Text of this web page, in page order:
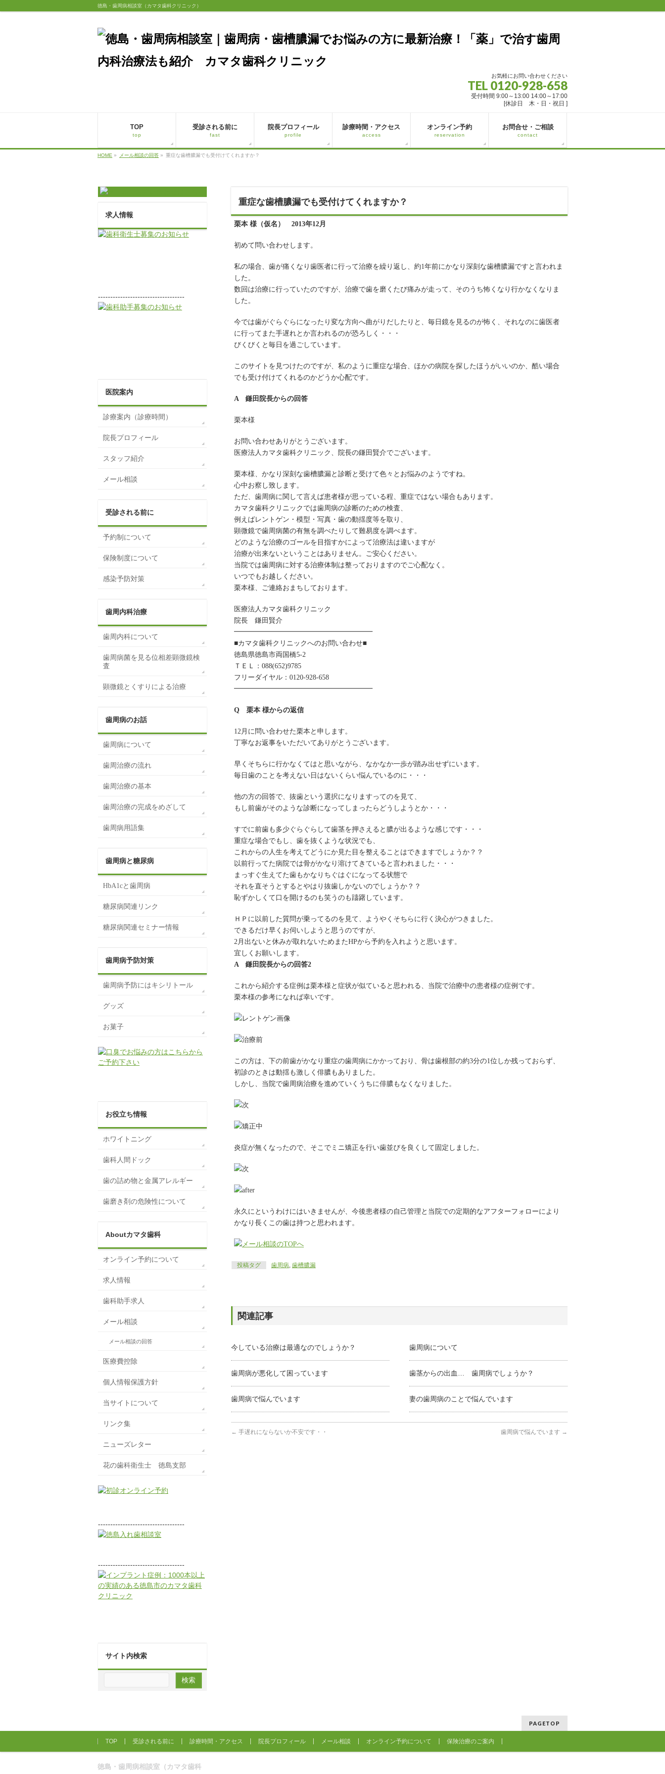
徳島・歯周病相談室（カマタ歯科クリニック）
お気軽にお問い合わせください
TEL 0120-928-658
受付時間 9:00～13:00 14:00～17:00
[休診日 木・日・祝日 ]
TOP
top
受診される前に
fast
院長プロフィール
profile
診療時間・アクセス
access
オンライン予約
reservation
お問合せ・ご相談
contact
HOME » メール相談の回答 » 重症な歯槽膿漏でも受付けてくれますか？
重症な歯槽膿漏でも受付けてくれますか？
栗本 様（仮名） 2013年12月
初めて問い合わせします。
私の場合、歯が痛くなり歯医者に行って治療を繰り返し、約1年前にかなり深刻な歯槽膿漏ですと言われま
した。
数回は治療に行っていたのですが、治療で歯を磨くたび痛みが走って、そのうち怖くなり行かなくなりま
した。
今では歯がぐらぐらになったり変な方向へ曲がりだしたりと、毎日鏡を見るのが怖く、それなのに歯医者
に行ってまた手遅れとか言われるのが恐ろしく・・・
びくびくと毎日を過ごしています。
このサイトを見つけたのですが、私のように重症な場合、ほかの病院を探したほうがいいのか、酷い場合
でも受け付けてくれるのかどうか心配です。
A 鎌田院長からの回答
栗本様
お問い合わせありがとうございます。
医療法人カマタ歯科クリニック、院長の鎌田賢介でございます。
栗本様、かなり深刻な歯槽膿漏と診断と受けて色々とお悩みのようですね。
心中お察し致します。
ただ、歯周病に関して言えば患者様が思っている程、重症ではない場合もあります。
カマタ歯科クリニックでは歯周病の診断のための検査、
例えばレントゲン・模型・写真・歯の動揺度等を取り、
顕微鏡で歯周病菌の有無を調べたりして難易度を調べます。
どのような治療のゴールを目指すかによって治療法は違いますが
治療が出来ないということはありません。ご安心ください。
当院では歯周病に対する治療体制は整っておりますのでご心配なく。
いつでもお越しください。
栗本様、ご連絡おまちしております。
医療法人カマタ歯科クリニック
院長 鎌田賢介
━━━━━━━━━━━━━━━━━━━━
■カマタ歯科クリニックへのお問い合わせ■
徳島県徳島市両国橋5-2
ＴＥＬ：088(652)9785
フリーダイヤル：0120-928-658
━━━━━━━━━━━━━━━━━━━━
Q 栗本 様からの返信
12月に問い合わせた栗本と申します。
丁寧なお返事をいただいてありがとうございます。
早くそちらに行かなくてはと思いながら、なかなか一歩が踏み出せずにいます。
毎日歯のことを考えない日はないくらい悩んでいるのに・・・
他の方の回答で、抜歯という選択になりますってのを見て、
もし前歯がそのような診断になってしまったらどうしようとか・・・
すでに前歯も多少ぐらぐらして歯茎を押さえると膿が出るような感じです・・・
重症な場合でもし、歯を抜くような状況でも、
これからの人生を考えてどうにか見た目を整えることはできますでしょうか？？
以前行ってた病院では骨がかなり溶けてきていると言われました・・・
まっすぐ生えてた歯もかなりちぐはぐになってる状態で
それを直そうとするとやはり抜歯しかないのでしょうか？？
恥ずかしくて口を開けるのも笑うのも躊躇しています。
ＨＰに以前した質問が乗ってるのを見て、ようやくそちらに行く決心がつきました。
できるだけ早くお伺いしようと思うのですが、
2月出ないと休みが取れないためまたHPから予約を入れようと思います。
宜しくお願いします。
A 鎌田院長からの回答2
これから紹介する症例は栗本様と症状が似ていると思われる、当院で治療中の患者様の症例です。
栗本様の参考になれば幸いです。
この方は、下の前歯がかなり重症の歯周病にかかっており、骨は歯根部の約3分の1位しか残っておらず、
初診のときは動揺も激しく俳膿もありました。
しかし、当院で歯周病治療を進めていくうちに俳膿もなくなりました。
炎症が無くなったので、そこでミニ矯正を行い歯並びを良くして固定しました。
永久にというわけにはいきませんが、今後患者様の自己管理と当院での定期的なアフターフォローにより
かなり長くこの歯は持つと思われます。
投稿タグ 歯周病, 歯槽膿漏
関連記事
今している治療は最適なのでしょうか？ 歯周病について
歯周病が悪化して困っています 歯茎からの出血… 歯周病でしょうか？
歯周病で悩んでいます 妻の歯周病のことで悩んでいます
← 手遅れにならないか不安です・・ 歯周病で悩んでいます →
求人情報
-----------------------------------
医院案内
診療案内（診療時間）
院長プロフィール
スタッフ紹介
メール相談
受診される前に
予約制について
保険制度について
感染予防対策
歯周内科治療
歯周内科について
歯周病菌を見る位相差顕微鏡検
査
顕微鏡とくすりによる治療
歯周病のお話
歯周病について
歯周治療の流れ
歯周治療の基本
歯周治療の完成をめざして
歯周病用語集
歯周病と糖尿病
HbA1cと歯周病
糖尿病関連リンク
糖尿病関連セミナー情報
歯周病予防対策
歯周病予防にはキシリトール
グッズ
お菓子
お役立ち情報
ホワイトニング
歯科人間ドック
歯の詰め物と金属アレルギー
歯磨き剤の危険性について
Aboutカマタ歯科
オンライン予約について
求人情報
歯科助手求人
メール相談
メール相談の回答
医療費控除
個人情報保護方針
当サイトについて
リンク集
ニューズレター
花の歯科衛生士 徳島支部
-----------------------------------
-----------------------------------
サイト内検索
PAGETOP
TOP 受診される前に 診療時間・アクセス 院長プロフィール メール相談 オンライン予約について 保険治療のご案内
徳島・歯周病相談室（カマタ歯科